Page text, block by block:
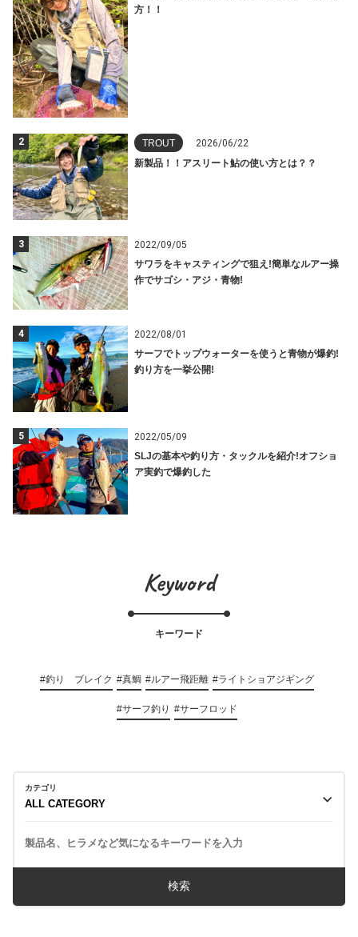
方！！
2 TROUT
2026/06/22
新製品！！アスリート鮎の使い方とは？？
3
2022/09/05
サワラをキャスティングで狙え!簡単なルアー操
作でサゴシ・アジ・青物!
4
2022/08/01
サーフでトップウォーターを使うと青物が爆釣!
釣り方を一挙公開!
5
2022/05/09
SLJの基本や釣り方・タックルを紹介!オフショ
ア実釣で爆釣した
Keyword
キーワード
#釣り ブレイク #真鯛 #ルアー飛距離 #ライトショアジギング
#サーフ釣り #サーフロッド
カテゴリ